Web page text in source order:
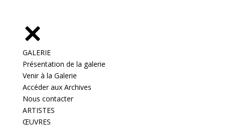
GALERIE
Présentation de la galerie
Venir à la Galerie
Accéder aux Archives
Nous contacter
ARTISTES
ŒUVRES